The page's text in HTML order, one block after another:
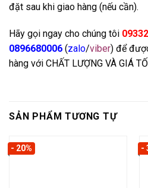
đặt sau khi giao hàng (nếu cần).
Hãy gọi ngay cho chúng tôi
0896680006 (zalo/viber) để
hàng với CHẤT LƯỢNG VÀ GIÁ
SẢN PHẨM TƯƠNG TỰ
- 20% -